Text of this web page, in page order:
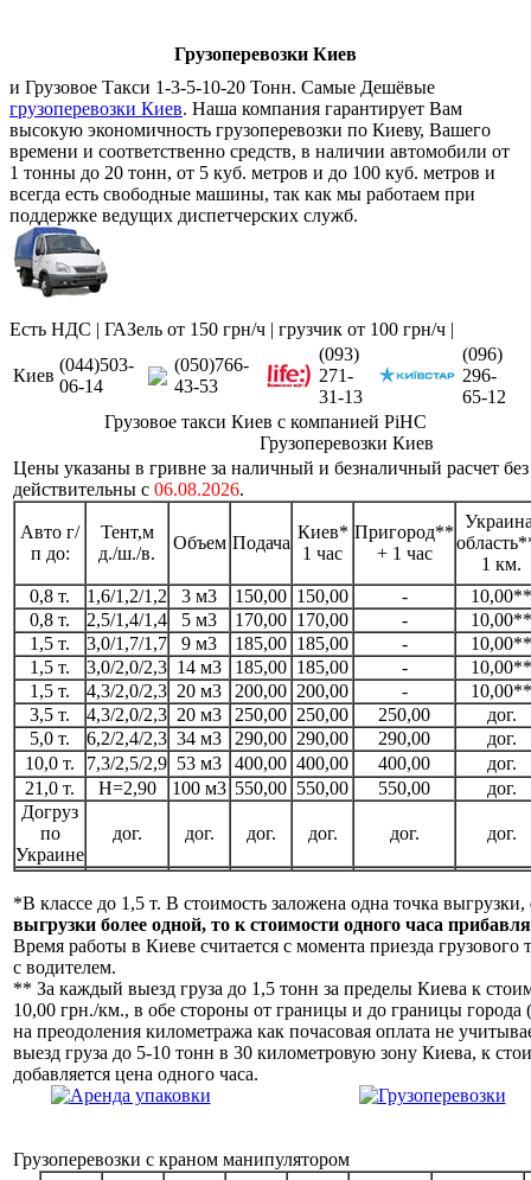
Грузоперевозки Киев
и Грузовое Такси 1-3-5-10-20 Тонн. Самые Дешёвые
грузоперевозки Киев. Наша компания гарантирует Вам
высокую экономичность грузоперевозки по Киеву, Вашего
времени и соответственно средств, в наличии автомобили от
1 тонны до 20 тонн, от 5 куб. метров и до 100 куб. метров и
всегда есть свободные машины, так как мы работаем при
поддержке ведущих диспетчерских служб.
Есть НДС | ГАЗель от 150 грн/ч | грузчик от 100 грн/ч |
Киев
(044)503-
06-14
(050)766-
43-53
(093)
271-
31-13
(096)
296-
65-12
Грузовое такси Киев с компанией РіНС
Грузоперевозки Киев
Цены указаны в гривне за наличный и безналичный расчет
действительны с 06.08.2026.
Авто г/
п до:
Тент,м
д./ш./в.
Объем Подача
Киев*
1 час
Пригород**
+ 1 час
1 км.
0,8 т.
1,6/1,2/1,2 3 м3 150,00 150,00 -
10,00**
0,8 т.
2,5/1,4/1,4 5 м3 170,00 170,00 -
10,00**
1,5 т.
3,0/1,7/1,7 9 м3 185,00 185,00 -
10,00**
1,5 т.
3,0/2,0/2,3 14 м3 185,00 185,00 -
10,00**
1,5 т.
4,3/2,0/2,3 20 м3 200,00 200,00 -
10,00**
3,5 т.
4,3/2,0/2,3 20 м3 250,00 250,00 250,00
дог.
5,0 т.
6,2/2,4/2,3 34 м3 290,00 290,00 290,00
дог.
10,0 т.
7,3/2,5/2,9 53 м3 400,00 400,00 400,00
дог.
21,0 т.
H=2,90 100 м3 550,00 550,00 550,00
дог.
Догруз
по
Украине
дог. дог. дог. дог. дог. дог.
*В классе до 1,5 т. В стоимость заложена одна точка выгрузки,
выгрузки более одной, то к стоимости одного часа
Время работы в Киеве считается с момента приезда грузового
с водителем.
** За каждый выезд груза до 1,5 тонн за пределы Киева к
10,00 грн./км., в обе стороны от границы и до границы города
на преодоления километража как почасовая оплата не
выезд груза до 5-10 тонн в 30 километровую зону Киева, к
добавляется цена одного часа.
Грузоперевозки с краном манипулятором